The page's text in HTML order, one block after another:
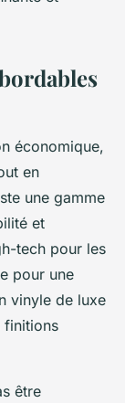
économique,
en
une gamme
et
tech pour les
pour une
vinyle de luxe
finitions
être